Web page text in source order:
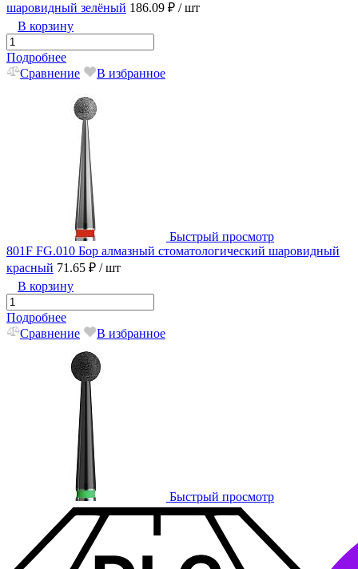
шаровидный зелёный 186.09 ₽ / шт
В корзину
Подробнее
Сравнение
В избранное
Быстрый просмотр
801F FG.010 Бор алмазный стоматологический шаровидный
красный 71.65 ₽ / шт
В корзину
Подробнее
Сравнение
В избранное
Быстрый просмотр